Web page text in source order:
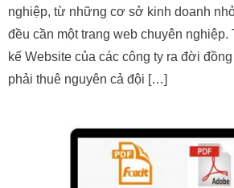
nghiệp, từ những cơ sở kinh doanh
đều cần một trang web chuyên
kế Website của các công ty ra đời
phải thuê nguyên cả đội […]